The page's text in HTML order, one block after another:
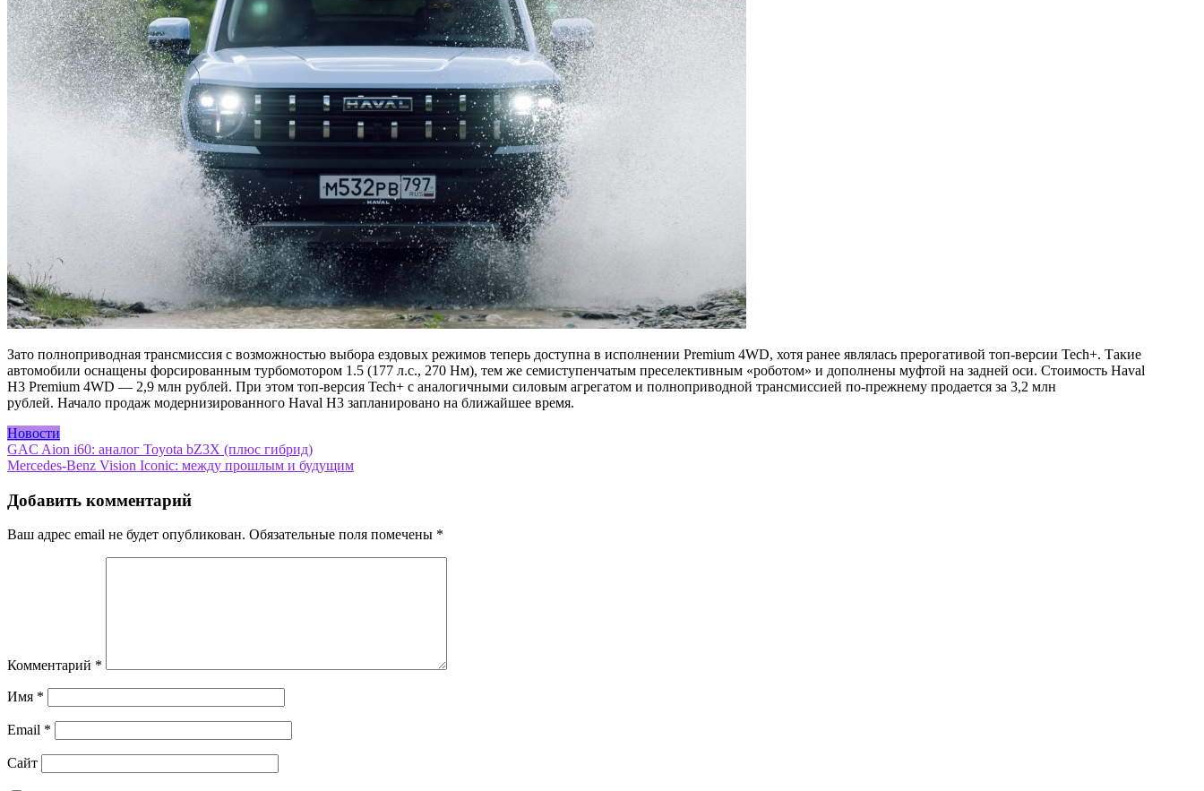
Зато полноприводная трансмиссия с возможностью выбора ездовых режимов теперь доступна в исполнении Premium 4WD, хотя ранее являлась прерогативой топ-версии Tech+. Такие
автомобили оснащены форсированным турбомотором 1.5 (177 л.с., 270 Нм), тем же семиступенчатым преселективным «роботом» и дополнены муфтой на задней оси. Стоимость Haval
H3 Premium 4WD — 2,9 млн рублей. При этом топ-версия Tech+ с аналогичными силовым агрегатом и полноприводной трансмиссией по-прежнему продается за 3,2 млн
рублей. Начало продаж модернизированного Haval H3 запланировано на ближайшее время.
Новости
Навигация
по
записям
GAC Aion i60: аналог Toyota bZ3X (плюс гибрид)
Mercedes-Benz Vision Iconic: между прошлым и будущим
Добавить комментарий
Ваш адрес email не будет опубликован. Обязательные поля помечены *
Комментарий *
Имя *
Email *
Сайт